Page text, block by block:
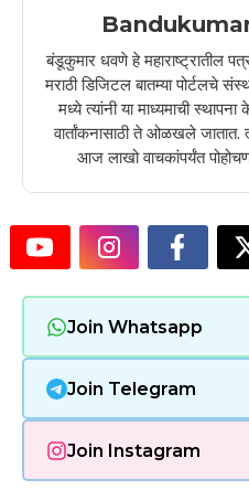
बंडूकुमार धवणे हे महाराष्ट्रातील
मराठी डिजिटल बातम्या
मध्ये त्यांनी या माध्यमाची स्थापना
वार्तांकनासाठी ते ओळखले जातात.
आज लाखो वाचकांपर्यंत
Join Whatsapp
Join Telegram
Join Instagram